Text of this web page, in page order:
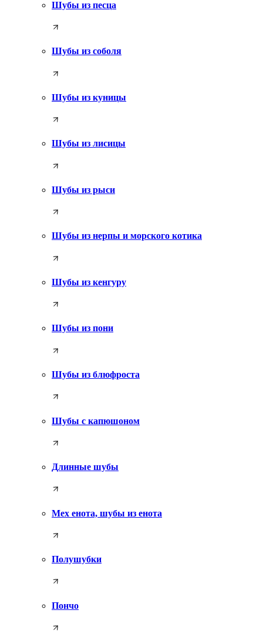
Шубы из песца
Шубы из соболя
Шубы из куницы
Шубы из лисицы
Шубы из рыси
Шубы из нерпы и морского котика
Шубы из кенгуру
Шубы из пони
Шубы из блюфроста
Шубы с капюшоном
Длинные шубы
Мех енота, шубы из енота
Полушубки
Пончо